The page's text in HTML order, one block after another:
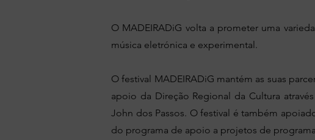
O MADEIRADiG volta a prometer uma
música eletrónica e experimental.
O festival MADEIRADiG mantém as suas
apoio da Direção Regional da Cultura
John dos Passos. O festival é também
do programa de apoio a projetos de